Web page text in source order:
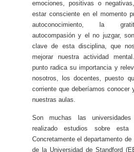
emociones, positivas o
estar consciente en el momento
autoconocimiento, la
autocompasión y el no juzgar,
clave de esta disciplina, que
mejorar nuestra actividad
punto radica su importancia y
nosotros, los docentes, puesto
corriente que deberíamos conocer
nuestras aulas.
Son muchas las
realizado estudios sobre esta
Concretamente el departamento de
de la Universidad de Standford